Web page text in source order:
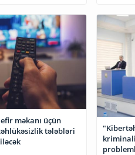
məkanı üçün
tələbləri